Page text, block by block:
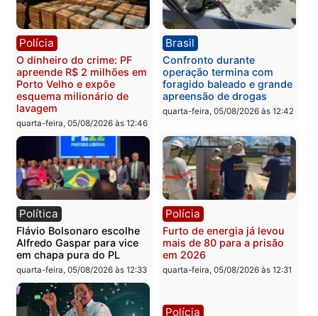
Polícia
Homem é preso após
furtar peça de picanha e
reagir a seguranças em
supermercado
quinta-feira, 06/08/2026 às 08:56
Política
Jônatas França é
na convenção e
confirmado candidato a
deputado federal pelo
Republicanos
quarta-feira, 05/08/2026 às
Brasil
TCE reúne candidatos ao
Governo e apresenta
diagnóstico que pode
mudar os rumos de
Rondônia
quarta-feira, 05/08/2026 às 12:52
Política
Violência domina o
eleitoral e segurança vira
principal arma dos
candidatos ao Governo